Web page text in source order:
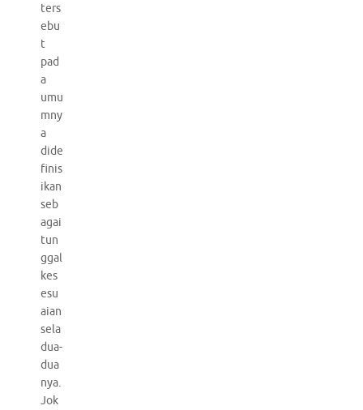
ters
ebu
t
pad
a
umu
mny
a
dide
finis
ikan
seb
agai
tun
ggal
kes
esu
aian
sela
dua-
dua
nya.
Jok